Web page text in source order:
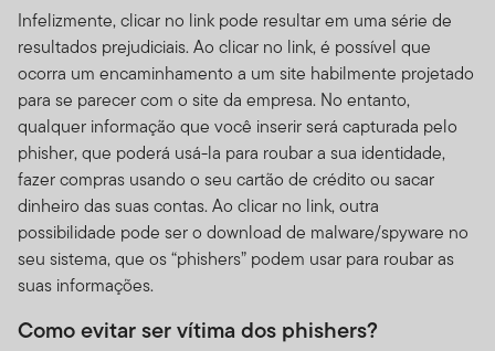
Infelizmente, clicar no link pode resultar em uma série de
resultados prejudiciais. Ao clicar no link, é possível que
ocorra um encaminhamento a um site habilmente projetado
para se parecer com o site da empresa. No entanto,
qualquer informação que você inserir será capturada pelo
phisher, que poderá usá-la para roubar a sua identidade,
fazer compras usando o seu cartão de crédito ou sacar
dinheiro das suas contas. Ao clicar no link, outra
possibilidade pode ser o download de malware/spyware no
seu sistema, que os “phishers” podem usar para roubar as
suas informações.
Como evitar ser vítima dos phishers?